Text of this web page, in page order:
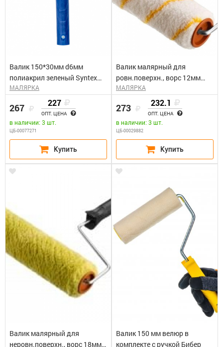
Валик 150*30мм d6мм
полиакрил зеленый Syntex
Управдом 0222717-15
МАЛЯРКА
267 227
ОПТ. ЦЕНА
в наличии: 3 шт.
ЦБ-00077271
Валик малярный для
ровн.поверхн., ворс 12мм
бюгель 6мм, 40х240мм ЗУБР
"ОПТИМА-ГИРПАИНТ"
МАЛЯРКА
273 232.1
ОПТ. ЦЕНА
в наличии: 3 шт.
ЦБ-00029882
Валик малярный для
неровн.поверхн., ворс 18мм
Валик 150 мм велюр в
комплекте с ручкой Бибер